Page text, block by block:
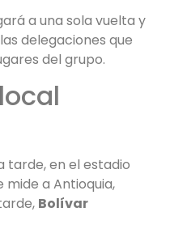
a una sola vuelta y
delegaciones que
del grupo.
tarde, en el estadio
mide a Antioquia,
Bolívar